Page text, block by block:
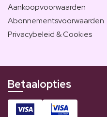
Aankoopvoorwaarden
Abonnementsvoorwaarden
Privacybeleid & Cookies
Betaalopties